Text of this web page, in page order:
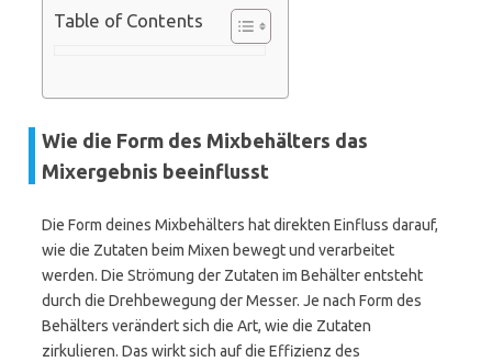
Table of Contents
Wie die Form des Mixbehälters das
Mixergebnis beeinflusst
Die Form deines Mixbehälters hat direkten Einfluss darauf,
wie die Zutaten beim Mixen bewegt und verarbeitet
werden. Die Strömung der Zutaten im Behälter entsteht
durch die Drehbewegung der Messer. Je nach Form des
Behälters verändert sich die Art, wie die Zutaten
zirkulieren. Das wirkt sich auf die Effizienz des